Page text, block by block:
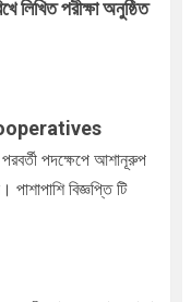
লিখিত পরীক্ষা অনুষ্ঠিত
পদক্ষেপে আশানূরুপ
বিজ্ঞপ্তি টি